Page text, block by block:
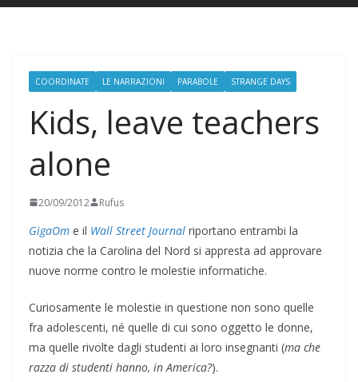
COORDINATE LE NARRAZIONI PARABOLE STRANGE DAYS
Kids, leave teachers
alone
20/09/2012 Rufus
GigaOm e il Wall Street Journal riportano entrambi la
notizia che la Carolina del Nord si appresta ad approvare
nuove norme contro le molestie informatiche.
Curiosamente le molestie in questione non sono quelle
fra adolescenti, né quelle di cui sono oggetto le donne,
ma quelle rivolte dagli studenti ai loro insegnanti (ma che
razza di studenti hanno, in America?).